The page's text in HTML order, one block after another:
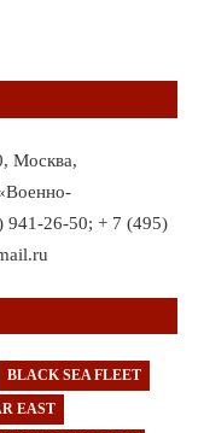
Москва,
941-26-50; + 7 (495)
BLACK SEA FLEET
EAST